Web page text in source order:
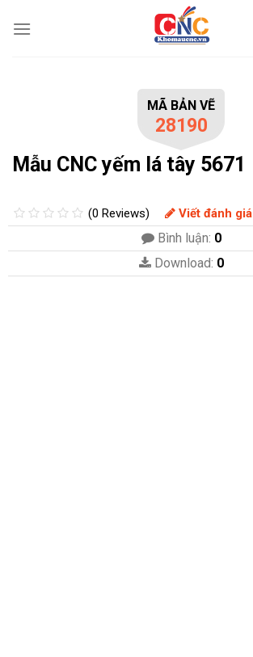
MÃ BẢN VẼ
28190
Mẫu CNC yếm lá tây 5671
(0 Reviews) Viết đánh giá
Bình luận: 0
Download: 0